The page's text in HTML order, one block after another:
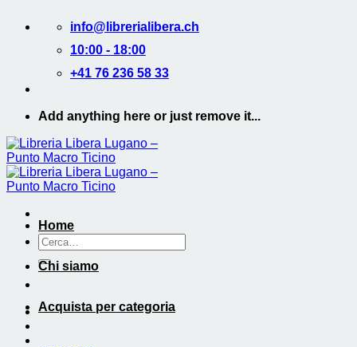
contenuti
info@librerialibera.ch
10:00 - 18:00
+41 76 236 58 33
Add anything here or just remove it...
Cerca:
Home
Chi siamo
Acquista per categoria